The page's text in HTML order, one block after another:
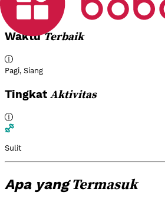
WaktuTerbaik
Pagi, Siang
Tingkat Aktivitas
Sulit
Apa yangTermasuk